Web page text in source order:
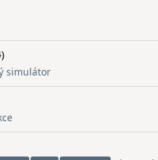
simulátor